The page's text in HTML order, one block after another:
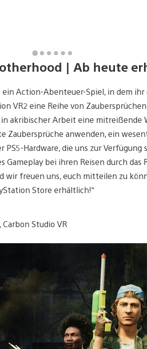
| Ab heute
Action-Abenteuer-Spiel, in dem
VR2 eine Reihe von
akribischer Arbeit eine mitreißende
anwenden, ein
PS5-Hardware, die uns zur
bei ihren Reisen durch das
wir freuen uns, euch mitteilen zu
Store erhältlich!“
Studio VR